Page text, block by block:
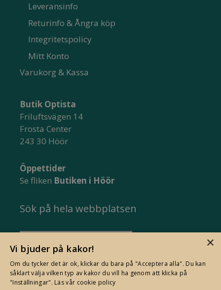
Leveransinfo
Returinfo & Ångra köp
Integritetspolicy
Mitt Konto
Varukorg & Kassa
Butik Optista
Friluftsvägen 14
Frosta Center
243 30 Höör
Öppettider
Se fliken Butiken i Höör
Sök på hela webbplatsen
efter:
×
Vi bjuder på kakor!
Om du tycker det är ok, klickar du bara på "Acceptera alla". Du kan
såklart välja vilken typ av kakor du vill ha genom att klicka på
"Inställningar". Läs vår cookie policy